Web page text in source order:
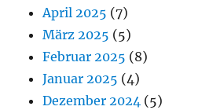
April 2025 (7)
März 2025 (5)
Februar 2025 (8)
Januar 2025 (4)
Dezember 2024 (5)